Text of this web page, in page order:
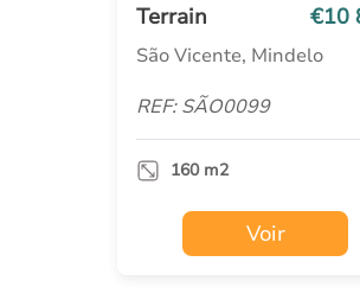
Terrain €10
São Vicente, Mindelo
REF: SÃO0099
160 m2
Voir